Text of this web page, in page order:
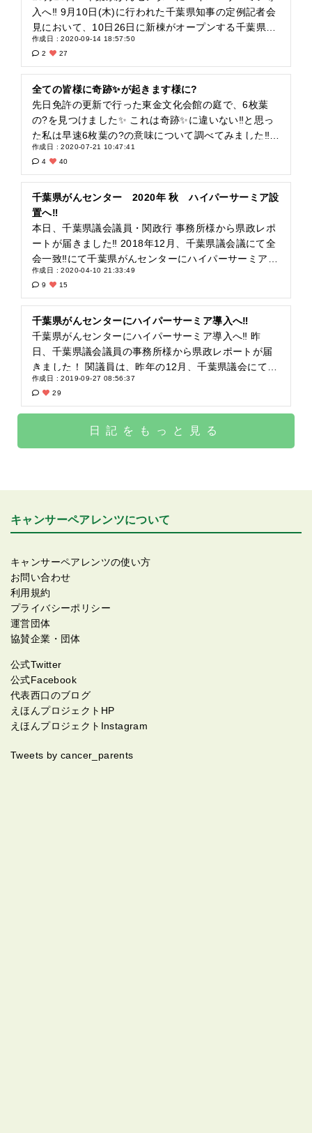
しでもなくしたいとの一心で、私のワガママな思いか
ら始まった活動でしたが、沢山の奇跡的な素晴らしい
出会いがあったり、沢山の皆様のご理解とご協力を頂
く事ができ、ついに実現に至りました✨ 主人は亡くな
ってしまいましたが、天国から、いつもの様に優しい
笑顔で頑張ったね！と見守ってくれていると思います
✨ 1人でも多くの方の命を救う事が出来ます様、心か
ら願っています✨ ご理解とご協力を頂きました皆様、
本当にありがとうございました‼️ 心から感謝しており
ます?
入へ‼️ 9月10日(木)に行われた千葉県知事の定例記者会
見において、10日26日に新棟がオープンする千葉県が
んセンターに、ハイパーサーミアが導入される事が発
表されました‼️ 今まで行ってきたことがついに実を結
びました‼️ こんなに嬉しい事はありません✨ これも、
ご理解ある皆様にご協力を頂きましたお陰様です?✨署
名活動や、様々にご協力、ご尽力頂きました皆様、本
当にありがとうございました?✨ 1人でも多くの癌患者
の方にハイパーサーミアをご利用頂き、命が救われる
事を心から祈っております?‼️ キャンサーペアレンツに
出会わなければ、実現出来ない事でした‼️こちらのサイ
トに出会い、心から感謝しております✨ 亡くなった主
人も天国から見守ってくれていると思います?✨ 知事
の定例記者会見にて⬇︎ https://www.pref.chiba.lg.jp/kou
hou/chijishitsu/teirei/r2/200910.html ハイパーサーミ
アについて⬇︎ ハイパーサーミア学会 http://www.jsho.j
p/index.php?option=com_content&view=category&la
yout=blog&id=33&Itemid=46 がんサポート 保険適用
の温熱療法について https://gansupport.jp/article/treat
ment/alternative/extra02/15690.html がんサポート
温熱療法の歴史.効果について https://gansupport.jp/ar
ticle/treatment/alternative/extra02/15640.html 千葉県
がんセンターホームページ⬇︎ https://www.pref.chiba.l
g.jp/byouin/press/2020/gacopen.html
作成日 : 2020-09-14 18:57:50
2
27
全ての皆様に奇跡✨が起きます様に?
先日免許の更新で行った東金文化会館の庭で、6枚葉
の?を見つけました✨ これは奇跡✨に違いない‼️と思っ
た私は早速6枚葉の?の意味について調べてみました‼️
そしたらなんと‼️素晴らしい幸運であるということが書
いてありました?? それをシェアさせて頂きたいと思い
ます? ●６つ葉は６枚の葉それぞれ愛・希望・健康・智
恵・名誉・財運。６枚で地位・名声だそうです✨ 東金
文化会館は、生前主人が勤めていた職場でもあり、
「いつも見守っているよ✨」というメッセージを貰っ
た様な気がして心がほっこりしました☺️? いよいよ千
葉県がんセンターは、秋のリニューアルオープンと同
時にハイパーサーミアが導入されます✨ これは、私
の人生にとってはとても大きな1つの奇跡✨となりまし
た? 主人は旅立ってしまいましたが、きっと天国から
いつものように、優しい笑顔で「はぁーこ。良かった
ね?✨」といって見守ってくれていると思います? 1人
でも多くの方の命を救う事が出来たら良いなと心から
願っています? これを見たお一人お一人に素晴らしい
奇跡✨ が起きます様に✨ https://sekirinzan.ti-da.net/e
9904093.html https://cancer-parents.com/users/1024
485
作成日 : 2020-07-21 10:47:41
4
40
千葉県がんセンター 2020年 秋 ハイパーサーミア設
置へ‼️
本日、千葉県議会議員・関政行 事務所様から県政レポ
ートが届きました‼️ 2018年12月、千葉県議会議にて全
会一致‼️にて千葉県がんセンターにハイパーサーミアが
導入される事が決議されました。 関議員は、2018年の
12月、千葉県議会にて 『千葉県がんセンターに電磁温
熱治療器（ハイパーサーミア）の導入の請願』を提出
して頂いた議員さんです。 2万人以上の皆様の直筆署
名と3千人以上のネットの署名の応援を頂きました皆
様、本当にありがとうございました✨ 関まさゆき オ
フィシャルサイト 県政新聞第25号 https://s169a824
467e8a66f.jimcontent.com/download/version/158562
0510/module/13638654488/name/%E7%9C%8C%E
6%94%BF%E5%A0%B1%E5%91%8A%E6%96%B0%
E8%81%9E%E7%AC%AC%EF%BC%92%EF%BC%9
減、引いては抗がん剤の量を減らす事も期待できる治
もありません。1人でも多くの癌患者の方に治療が受け
られる様になります様に?‼️ 詳細についてはこちらを見
p/index.php?option=com_content&view=category&la
yout=blog&id=33&Itemid=46 がんサポート 保険適用
の温熱療法について https://gansupport.jp/article/treat
ment/alternative/extra02/15690.html がんサポート
温熱療法の歴史.効果について https://gansupport.jp/ar
ticle/treatment/alternative/extra02/15640.html
作成日 : 2020-04-10 21:33:49
9
15
千葉県がんセンターにハイパーサーミア導入へ‼️
千葉県がんセンターにハイパーサーミア導入へ‼️ 昨
日、千葉県議会議員の事務所様から県政レポートが届
きました！ 関議員は、昨年の12月、千葉県議会にて
『千葉県がんセンターに電磁温熱治療器（ハイパーサ
ーミア）の導入の請願』を提出して頂いた議員さんで
す。 2万人以上の皆様の直筆署名と3千人以上のネット
の署名の応援を頂きました皆様、本当にありがとうご
器で、癌の患部を温める事で、癌細胞の縮小や抗がん
も期待できる治療器です！が、千葉県には治療を受け
られる病院が1つもありません。1人でも多くの癌患者
いてはこちらを見て下さいね✨ ハイパーサーミア学会
http://www.jsho.jp/index.php?option=com_content&vi
ew=category&layout=blog&id=33&Itemid=46 がんサ
ポート 保険適用の温熱療法について https://gansupp
ort.jp/article/treatment/alternative/extra02/15690.htm
l がんサポート 温熱療法の歴史.効果について https://
ります✨この日記を通して、1人でも多くの方に希望が
届けられたら良いなと切に願っております? 現在闘病
されていらっしゃる皆様、どうか無理なさらずに、ご
自分の好きなこと、楽しい事をされて、体がお辛くて
も心だけは明るく前向きに過ごされて下さいね?✨心に
作成日 : 2019-09-27 08:56:37
29
日記をもっと見る
キャンサーペアレンツについて
キャンサーペアレンツの使い方
お問い合わせ
利用規約
プライバシーポリシー
運営団体
協賛企業・団体
公式Twitter
公式Facebook
代表西口のブログ
えほんプロジェクトHP
えほんプロジェクトInstagram
Tweets by cancer_parents